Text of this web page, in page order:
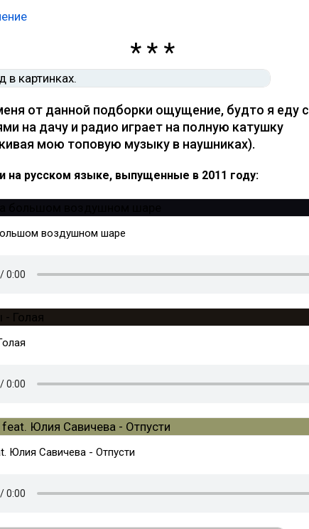
от данной подборки ощущение, будто я еду с
на дачу и радио играет на полную катушку
мою топовую музыку в наушниках).
на русском языке, выпущенные в 2011 году:
воздушном шаре
Юлия Савичева - Отпусти